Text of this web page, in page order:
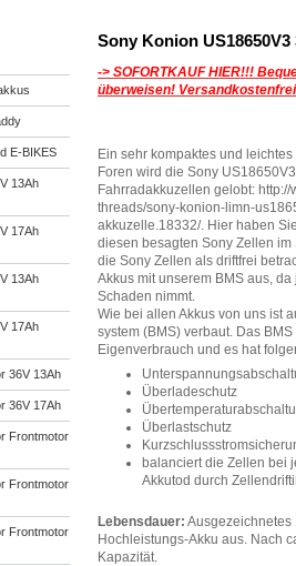
E-BIKES
13Ah
17Ah
13Ah
17Ah
36V 13Ah
36V 17Ah
Frontmotor
Frontmotor
Frontmotor
Sony Konion
-> SOFORTKAUF HIER!!!
überweisen!
Ein sehr kompaktes und
Foren wird die Sony
Fahrradakkuzellen gelobt:
threads/sony-konion-limn-
akkuzelle.18332/. Hier haben
diesen besagten Sony Zellen
die Sony Zellen als driftfrei
Akkus mit unserem BMS aus,
Schaden nimmt.
Wie bei allen Akkus von uns ist
system (BMS) verbaut. Das
Eigenverbrauch und es hat
Überladeschutz
Überlastschutz
balanciert die Zellen bei
Akkutod durch
Lebensdauer:
Hochleistungs-Akku aus. Nach
Kapazität.